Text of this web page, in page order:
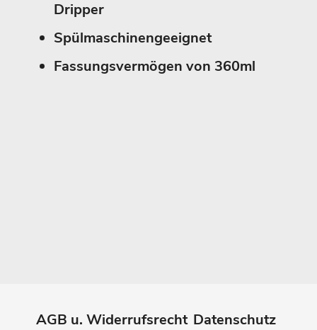
Dripper
Spülmaschinengeeignet
Fassungsvermögen von 360ml
AGB u. Widerrufsrecht Datenschutz